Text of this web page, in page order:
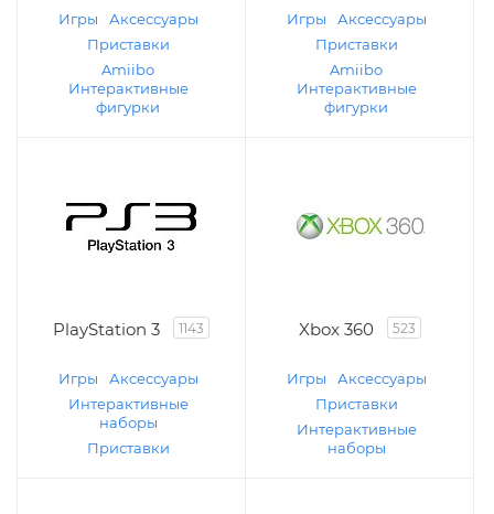
Игры
Аксессуары
Приставки
Amiibo
Интерактивные
фигурки
Игры
Аксессуары
Приставки
Amiibo
Интерактивные
фигурки
PlayStation 3 1143
Игры
Аксессуары
Интерактивные
наборы
Приставки
Xbox 360 523
Игры
Аксессуары
Приставки
Интерактивные
наборы